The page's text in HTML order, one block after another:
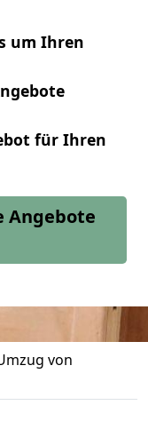
um Ihren
für Ihren
Angebote
von